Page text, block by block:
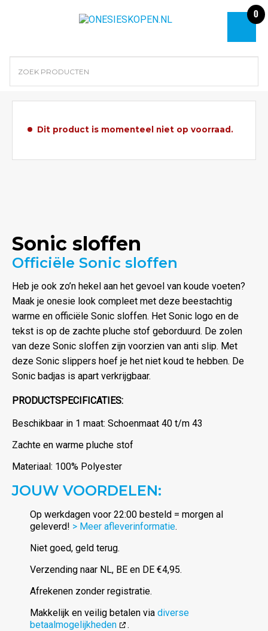
0
Dit product is momenteel niet op voorraad.
Sonic sloffen
Officiële Sonic sloffen
Heb je ook zo’n hekel aan het gevoel van koude voeten?
Maak je onesie look compleet met deze beestachtig
warme en officiële Sonic sloffen. Het Sonic logo en de
tekst is op de zachte pluche stof geborduurd. De zolen
van deze Sonic sloffen zijn voorzien van anti slip. Met
deze Sonic slippers hoef je het niet koud te hebben. De
Sonic badjas is apart verkrijgbaar.
PRODUCTSPECIFICATIES:
Beschikbaar in 1 maat: Schoenmaat 40 t/m 43
Zachte en warme pluche stof
Materiaal: 100% Polyester
JOUW VOORDELEN:
Op werkdagen voor 22:00 besteld = morgen al
geleverd! > Meer afleverinformatie.
Niet goed, geld terug.
Verzending naar NL, BE en DE €4,95.
Afrekenen zonder registratie.
Makkelijk en veilig betalen via diverse
betaalmogelijkheden
.